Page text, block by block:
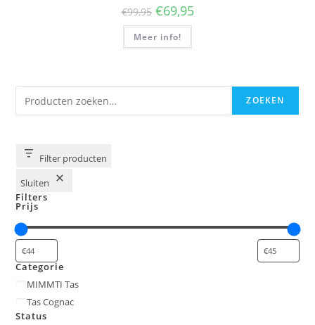
€99,95 Oorspronkelijke
prijs
was:
€99,95.
€69,95Huidige
prijs
Meer info!
Zoeken ZOEKEN
Filter producten
Sluiten
Filters
Prijs
Categorie
Categorie
MIMMTI Tas
Tas Cognac
Status